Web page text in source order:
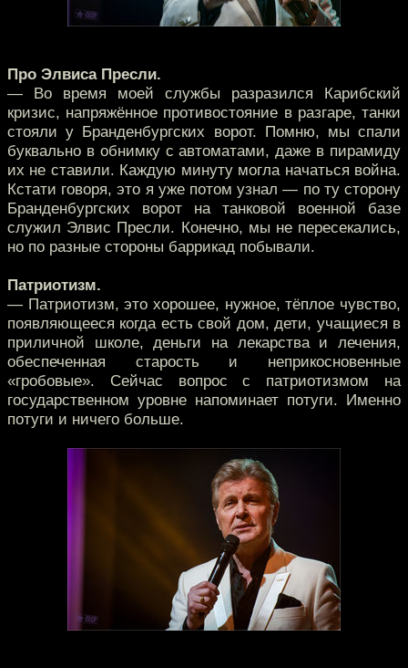
Про Элвиса Пресли.
— Во время моей службы разразился Карибский
кризис, напряжённое противостояние в разгаре, танки
стояли у Бранденбургских ворот. Помню, мы спали
буквально в обнимку с автоматами, даже в пирамиду
их не ставили. Каждую минуту могла начаться война.
Кстати говоря, это я уже потом узнал — по ту сторону
Бранденбургских ворот на танковой военной базе
служил Элвис Пресли. Конечно, мы не пересекались,
но по разные стороны баррикад побывали.
Патриотизм.
— Патриотизм, это хорошее, нужное, тёплое чувство,
появляющееся когда есть свой дом, дети, учащиеся в
приличной школе, деньги на лекарства и лечения,
обеспеченная старость и неприкосновенные
«гробовые». Сейчас вопрос с патриотизмом на
государственном уровне напоминает потуги. Именно
потуги и ничего больше.